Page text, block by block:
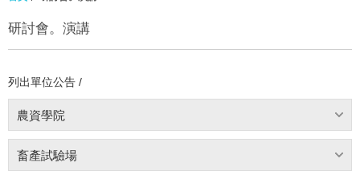
研討會。演講
列出單位公告 /
農資學院
畜產試驗場